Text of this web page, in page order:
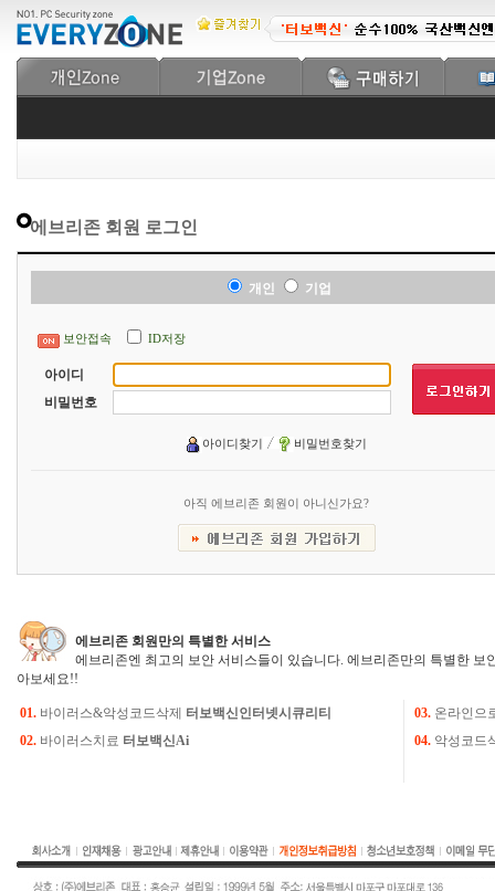
에브리존 회원 로그인
개인 기업
보안접속 ID저장
아이디
비밀번호
아이디찾기 비밀번호찾기
아직 에브리존 회원이 아니신가요?
에브리존 회원만의 특별한 서비스
에브리존엔 최고의 보안 서비스들이 있습니다. 에브리존만의 특별한 보
아보세요!!
01. 바이러스&악성코드삭제 터보백신인터넷시큐리티 03. 온라인으
02. 바이러스치료 터보백신Ai 04. 악성코드